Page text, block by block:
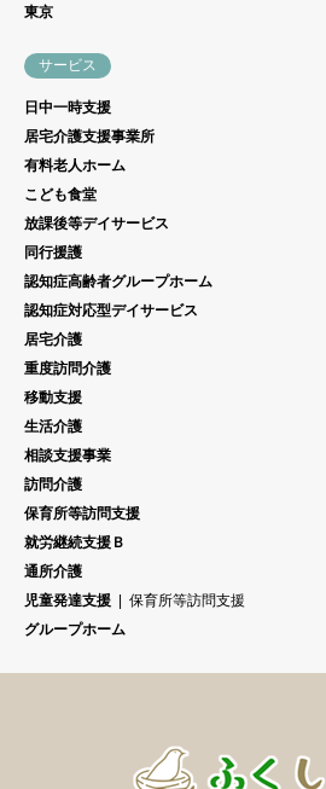
東京
サービス
日中一時支援
居宅介護支援事業所
有料老人ホーム
こども食堂
放課後等デイサービス
同行援護
認知症高齢者グループホーム
認知症対応型デイサービス
居宅介護
重度訪問介護
移動支援
生活介護
相談支援事業
訪問介護
保育所等訪問支援
就労継続支援Ｂ
通所介護
児童発達支援
保育所等訪問支援
グループホーム